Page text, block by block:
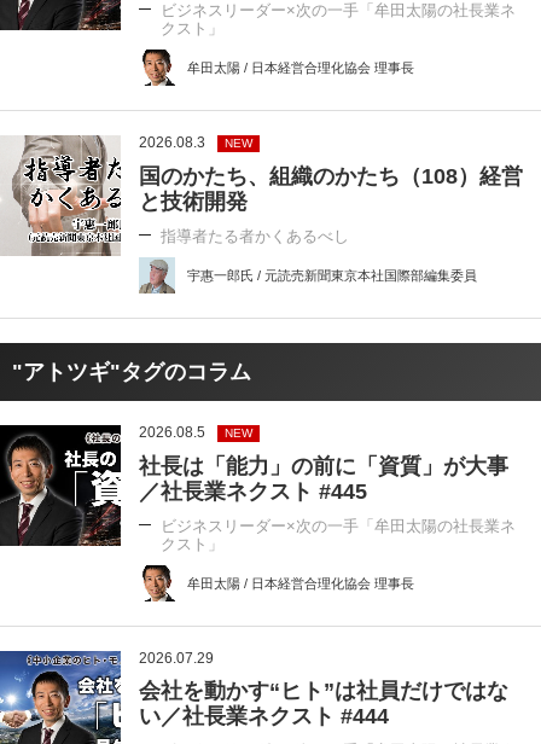
ビジネスリーダー×次の一手「牟田太陽の社長業ネ
クスト」
牟田太陽 / 日本経営合理化協会 理事長
2026.08.3 NEW
国のかたち、組織のかたち（108）経営
と技術開発
指導者たる者かくあるべし
宇惠一郎氏 / 元読売新聞東京本社国際部編集委員
"アトツギ"タグのコラム
2026.08.5 NEW
社長は「能力」の前に「資質」が大事
／社長業ネクスト #445
ビジネスリーダー×次の一手「牟田太陽の社長業ネ
クスト」
牟田太陽 / 日本経営合理化協会 理事長
2026.07.29
会社を動かす“ヒト”は社員だけではな
い／社長業ネクスト #444